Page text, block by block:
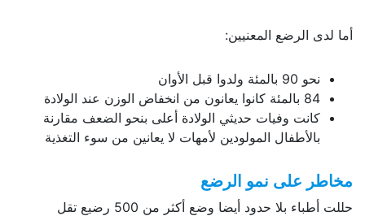
أما لدى الرضع المعنيين:
نحو 90 بالمئة ولدوا قبل الأوان
84 بالمئة كانوا يعانون من انخفاض الوزن عند الولادة
كانت وفيات حديثي الولادة أعلى بنحو الضعف مقارنة
بالأطفال المولودين لأمهات لا يعانين من سوء التغذية
مخاطر على نمو الرضع
حللت أطباء بلا حدود أيضا وضع أكثر من 500 رضيع تقل